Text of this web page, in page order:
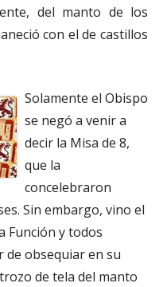
del manto de los
con el de castillos
Solamente el Obispo
se negó a venir a
decir la Misa de 8,
que la
concelebraron
Sin embargo, vino el
Función y todos
obsequiar en su
de tela del manto